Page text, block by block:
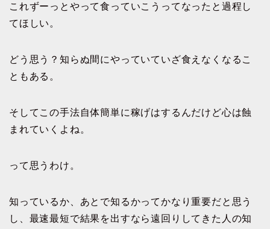
これずーっとやって食っていこうってなったと過程し
てほしい。
どう思う？知らぬ間にやっていていざ食えなくなるこ
ともある。
そしてこの手法自体簡単に稼げはするんだけど心は蝕
まれていくよね。
って思うわけ。
知っているか、あとで知るかってかなり重要だと思う
し、最速最短で結果を出すなら遠回りしてきた人の知